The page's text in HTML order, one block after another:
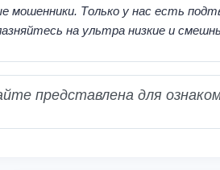
мошенники. Только у нас есть
на ультра низкие и
представлена для